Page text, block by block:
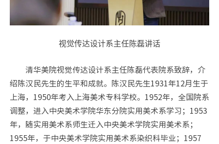
视觉传达设计系主任陈磊讲话
清华美院视觉传达设计系主任陈磊代表院系致辞，介
绍陈汉民先生的生平和成就。陈汉民先生1931年12月生于
上海，1950年考入上海美术专科学校。1952年，全国院系
调整，进入中央美术学院华东分院实用美术系学习；1953
年，随实用美术系师生迁入中央美术学院实用美术系；
1955年，于中央美术学院实用美术系染织科毕业；1957